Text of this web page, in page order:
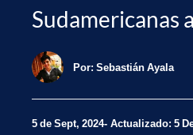
Sudamericanas
Por: Sebastián Ayala
5 de Sept, 2024 Actualizado: 5